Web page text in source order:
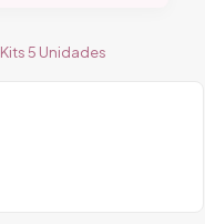
Kits 5 Unidades